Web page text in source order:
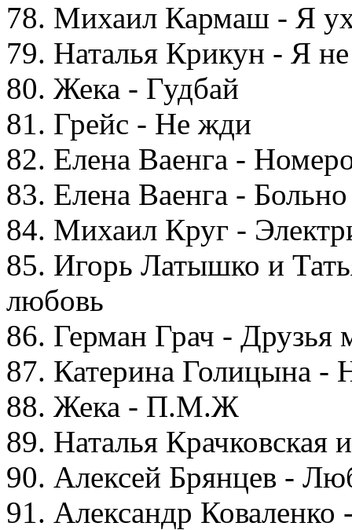
78. Михаил Кармаш - Я
79. Наталья Крикун - Я
80. Жека - Гудбай
81. Грейс - Не жди
82. Елена Ваенга -
83. Елена Ваенга - Больно
84. Михаил Круг -
85. Игорь Латышко и
любовь
86. Герман Грач - Друзья
87. Катерина Голицына -
88. Жека - П.М.Ж
89. Наталья
90. Алексей Брянцев -
91. Александр Коваленко